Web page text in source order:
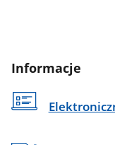
Informacje